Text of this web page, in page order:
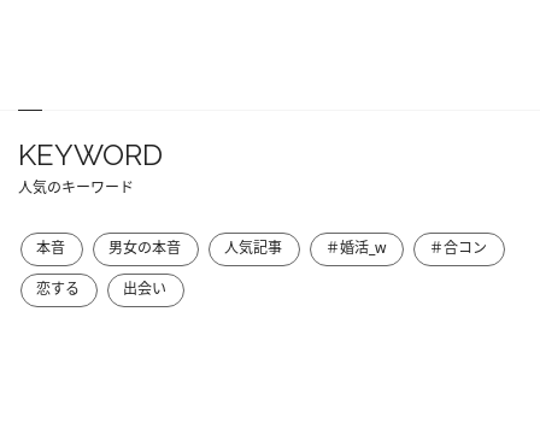
KEYWORD
人気のキーワード
本音 男女の本音 人気記事 ＃婚活_w
＃合コン
恋する
出会い